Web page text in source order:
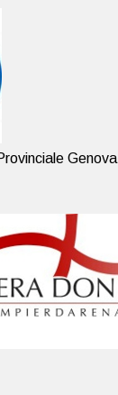
Genova